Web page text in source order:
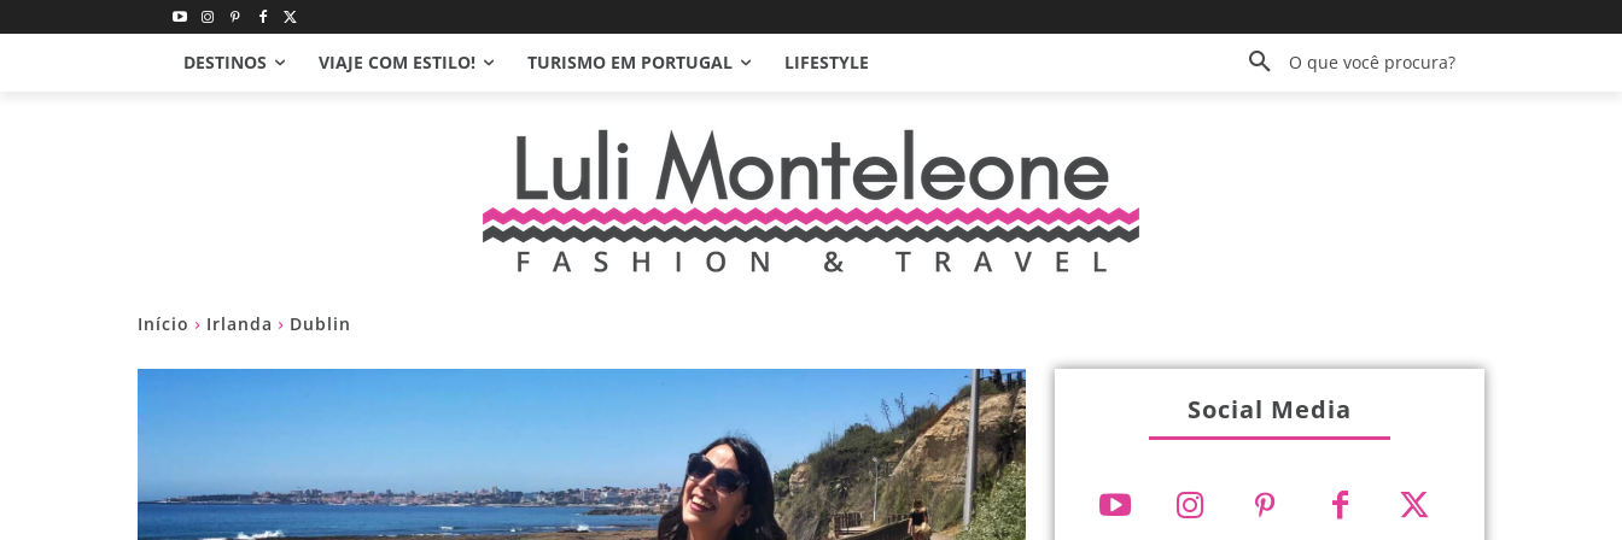
DESTINOS VIAJE COM ESTILO! TURISMO EM PORTUGAL LIFESTYLE O que você procura?
Início Irlanda Dublin
Social Media